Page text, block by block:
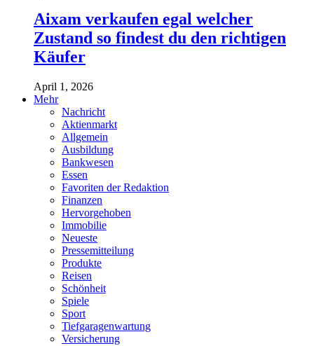
Aixam verkaufen egal welcher
Zustand so findest du den richtigen
Käufer
April 1, 2026
Mehr
Nachricht
Aktienmarkt
Allgemein
Ausbildung
Bankwesen
Essen
Favoriten der Redaktion
Finanzen
Hervorgehoben
Immobilie
Neueste
Pressemitteilung
Produkte
Reisen
Schönheit
Spiele
Sport
Tiefgaragenwartung
Versicherung